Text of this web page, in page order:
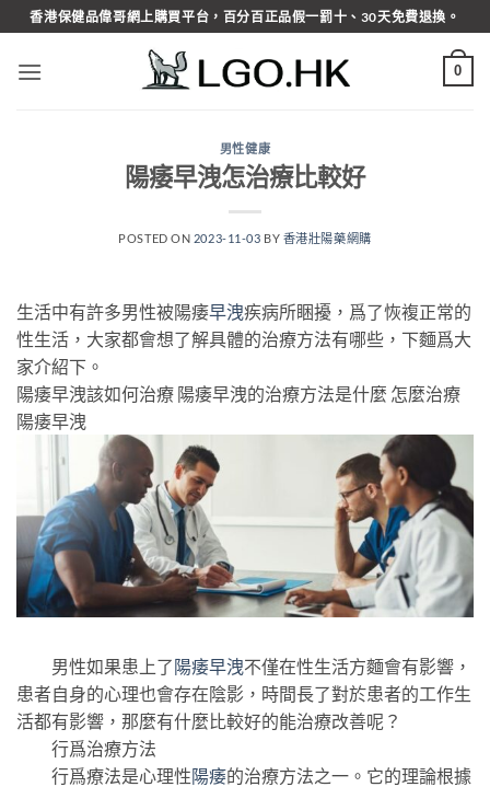
Skip
to
content
香港保健品偉哥網上購買平台，百分百正品假一罰十、30天免費退換。
0
男性健康
陽痿早洩怎治療比較好
POSTED ON 2023-11-03 BY 香港壯陽藥網購
生活中有許多男性被陽痿早洩疾病所睏擾，爲了恢複正常的
性生活，大家都會想了解具體的治療方法有哪些，下麵爲大
家介紹下。
陽痿早洩該如何治療 陽痿早洩的治療方法是什麼 怎麼治療
陽痿早洩
男性如果患上了陽痿早洩不僅在性生活方麵會有影響，
患者自身的心理也會存在陰影，時間長了對於患者的工作生
活都有影響，那麼有什麼比較好的能治療改善呢？
行爲治療方法
行爲療法是心理性陽痿的治療方法之一。它的理論根據